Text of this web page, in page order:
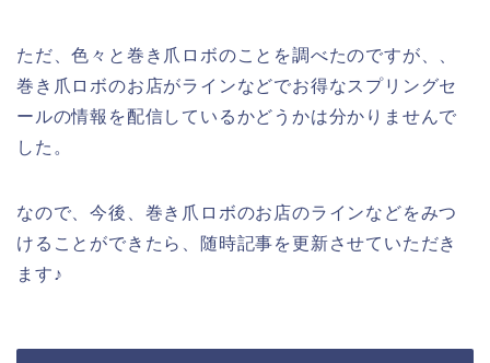
ただ、色々と巻き爪ロボのことを調べたのですが、、
巻き爪ロボのお店がラインなどでお得なスプリングセ
ールの情報を配信しているかどうかは分かりませんで
した。
なので、今後、巻き爪ロボのお店のラインなどをみつ
けることができたら、随時記事を更新させていただき
ます♪